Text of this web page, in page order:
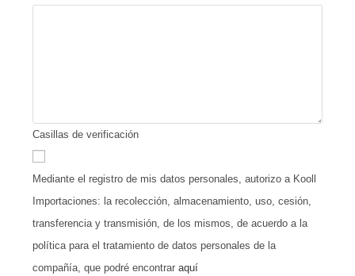
Casillas de verificación
Mediante el registro de mis datos personales, autorizo a Kooll
Importaciones: la recolección, almacenamiento, uso, cesión,
transferencia y transmisión, de los mismos, de acuerdo a la
política para el tratamiento de datos personales de la
compañía, que podré encontraraquí